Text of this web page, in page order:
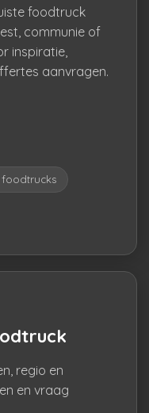
foodtruck
communie of
inspiratie,
aanvragen.
foodtrucks
regio en
en vraag